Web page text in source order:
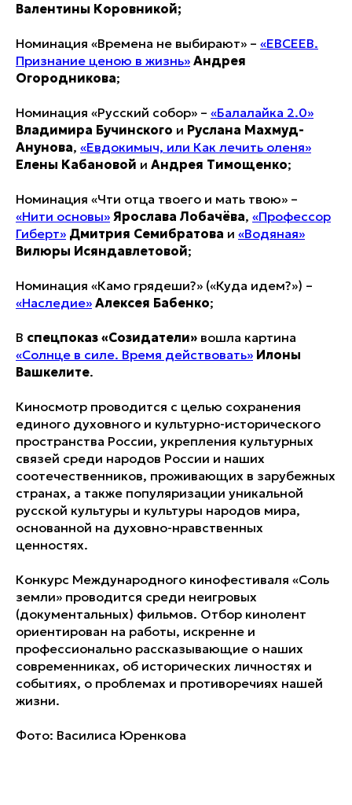
Валентины Коровникой;
Номинация «Времена не выбирают» – «ЕВСЕЕВ.
Признание ценою в жизнь» Андрея
Огородникова;
Номинация «Русский собор» – «Балалайка 2.0»
Владимира Бучинского и Руслана Махмуд-
Анунова, «Евдокимыч, или Как лечить оленя»
Елены Кабановой и Андрея Тимощенко;
Номинация «Чти отца твоего и мать твою» –
«Нити основы» Ярослава Лобачёва, «Профессор
Гиберт» Дмитрия Семибратова и «Водяная»
Вилюры Исяндавлетовой;
Номинация «Камо грядеши?» («Куда идем?») –
«Наследие» Алексея Бабенко;
В спецпоказ «Созидатели» вошла картина
«Солнце в силе. Время действовать» Илоны
Вашкелите.
Киносмотр проводится с целью сохранения
единого духовного и культурно-исторического
пространства России, укрепления культурных
связей среди народов России и наших
соотечественников, проживающих в зарубежных
странах, а также популяризации уникальной
русской культуры и культуры народов мира,
основанной на духовно-нравственных
ценностях.
Конкурс Международного кинофестиваля «Соль
земли» проводится среди неигровых
(документальных) фильмов. Отбор кинолент
ориентирован на работы, искренне и
профессионально рассказывающие о наших
современниках, об исторических личностях и
событиях, о проблемах и противоречиях нашей
жизни.
Фото: Василиса Юренкова